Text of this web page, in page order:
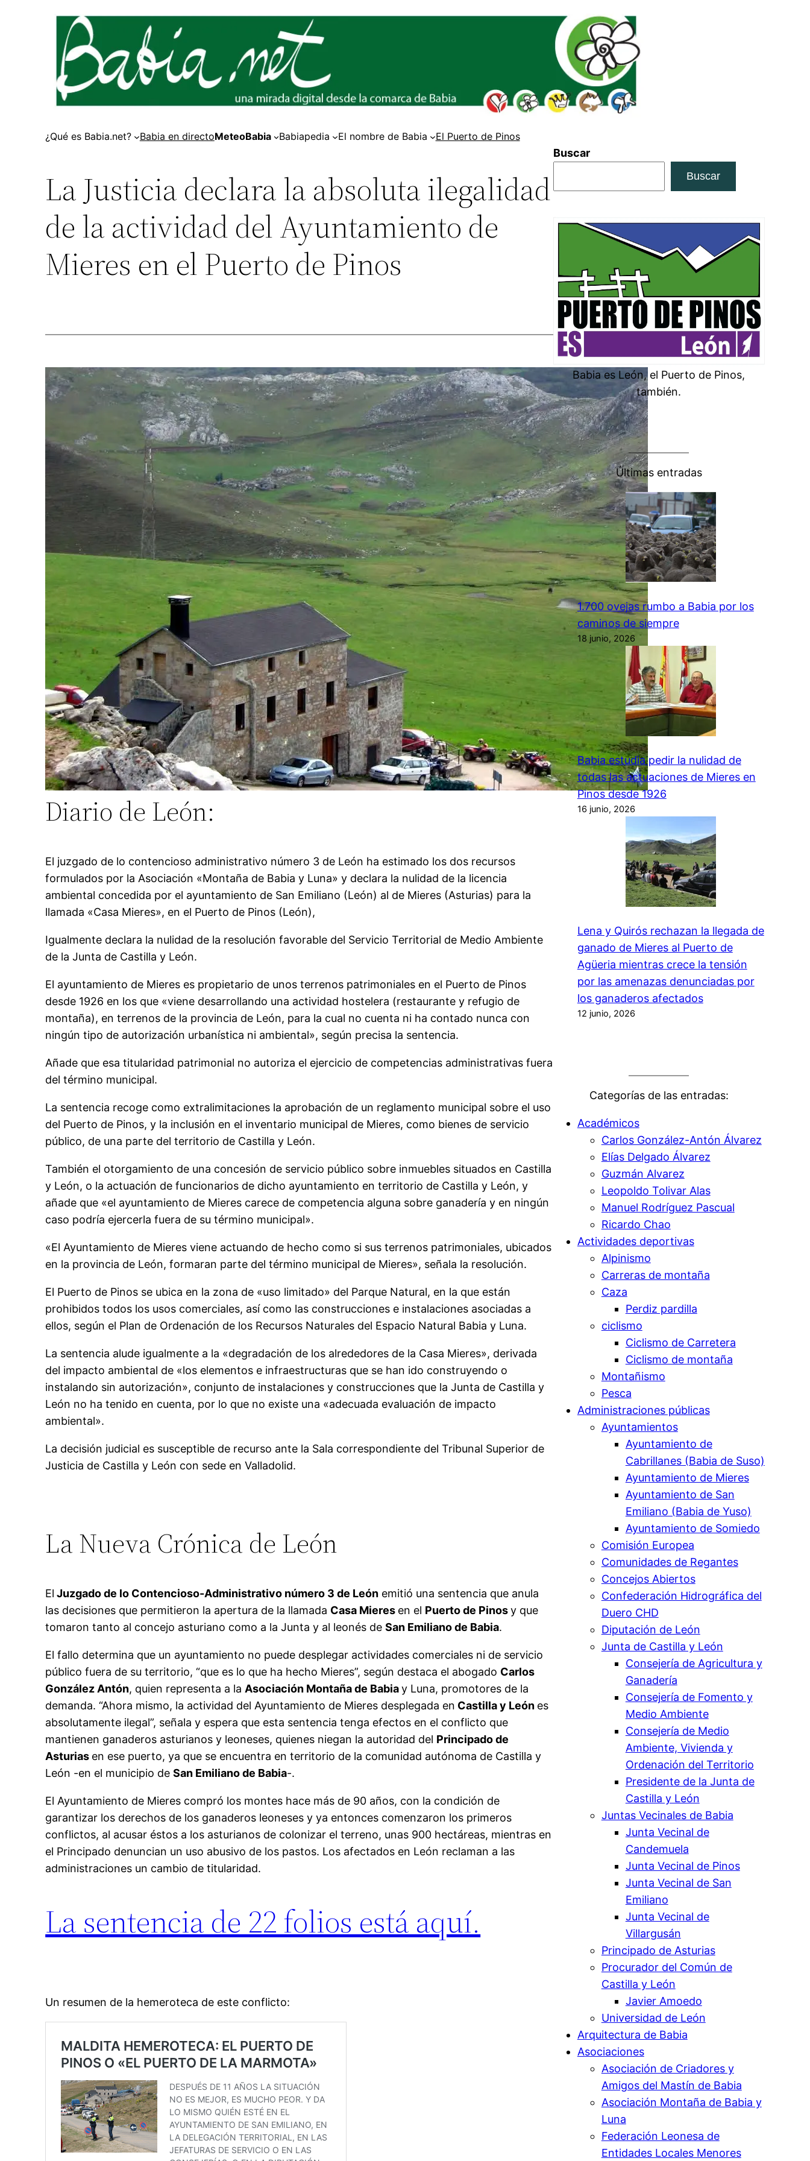
¿Qué es Babia.net? Babia en directoMeteoBabia Babiapedia El nombre de Babia El Puerto de Pinos
La Justicia declara la absoluta ilegalidad
de la actividad del Ayuntamiento de
Mieres en el Puerto de Pinos
Diario de León:
El juzgado de lo contencioso administrativo número 3 de León ha estimado los dos recursos
formulados por la Asociación «Montaña de Babia y Luna» y declara la nulidad de la licencia
ambiental concedida por el ayuntamiento de San Emiliano (León) al de Mieres (Asturias) para la
llamada «Casa Mieres», en el Puerto de Pinos (León),
Igualmente declara la nulidad de la resolución favorable del Servicio Territorial de Medio Ambiente
de la Junta de Castilla y León.
El ayuntamiento de Mieres es propietario de unos terrenos patrimoniales en el Puerto de Pinos
desde 1926 en los que «viene desarrollando una actividad hostelera (restaurante y refugio de
montaña), en terrenos de la provincia de León, para la cual no cuenta ni ha contado nunca con
ningún tipo de autorización urbanística ni ambiental», según precisa la sentencia.
Añade que esa titularidad patrimonial no autoriza el ejercicio de competencias administrativas fuera
del término municipal.
La sentencia recoge como extralimitaciones la aprobación de un reglamento municipal sobre el uso
del Puerto de Pinos, y la inclusión en el inventario municipal de Mieres, como bienes de servicio
público, de una parte del territorio de Castilla y León.
También el otorgamiento de una concesión de servicio público sobre inmuebles situados en Castilla
y León, o la actuación de funcionarios de dicho ayuntamiento en territorio de Castilla y León, y
añade que «el ayuntamiento de Mieres carece de competencia alguna sobre ganadería y en ningún
caso podría ejercerla fuera de su término municipal».
«El Ayuntamiento de Mieres viene actuando de hecho como si sus terrenos patrimoniales, ubicados
en la provincia de León, formaran parte del término municipal de Mieres», señala la resolución.
El Puerto de Pinos se ubica en la zona de «uso limitado» del Parque Natural, en la que están
prohibidos todos los usos comerciales, así como las construcciones e instalaciones asociadas a
ellos, según el Plan de Ordenación de los Recursos Naturales del Espacio Natural Babia y Luna.
La sentencia alude igualmente a la «degradación de los alrededores de la Casa Mieres», derivada
del impacto ambiental de «los elementos e infraestructuras que se han ido construyendo o
instalando sin autorización», conjunto de instalaciones y construcciones que la Junta de Castilla y
León no ha tenido en cuenta, por lo que no existe una «adecuada evaluación de impacto
ambiental».
La decisión judicial es susceptible de recurso ante la Sala correspondiente del Tribunal Superior de
Justicia de Castilla y León con sede en Valladolid.
La Nueva Crónica de León
El Juzgado de lo Contencioso-Administrativo número 3 de León emitió una sentencia que anula
las decisiones que permitieron la apertura de la llamada Casa Mieres en el Puerto de Pinosy que
tomaron tanto al concejo asturiano como a la Junta y al leonés deSan Emiliano de Babia.
El fallo determina que un ayuntamiento no puede desplegar actividades comerciales ni de servicio
público fuera de su territorio, “que es lo que ha hecho Mieres”, según destaca el abogado Carlos
González Antón, quien representa a la Asociación Montaña de Babiay Luna, promotores de la
demanda. “Ahora mismo, la actividad del Ayuntamiento de Mieres desplegada en Castilla y León es
absolutamente ilegal”, señala y espera que esta sentencia tenga efectos en el conflicto que
mantienen ganaderos asturianos y leoneses, quienes niegan la autoridad del Principado de
Asturias en ese puerto, ya que se encuentra en territorio de la comunidad autónoma de Castilla y
León -en el municipio deSan Emiliano de Babia-.
El Ayuntamiento de Mieres compró los montes hace más de 90 años, con la condición de
garantizar los derechos de los ganaderos leoneses y ya entonces comenzaron los primeros
conflictos, al acusar éstos a los asturianos de colonizar el terreno, unas 900 hectáreas, mientras en
el Principado denuncian un uso abusivo de los pastos. Los afectados en León reclaman a las
administraciones un cambio de titularidad.
La sentencia de 22 folios está aquí.
Un resumen de la hemeroteca de este conflicto:
Buscar
Buscar
Babia es León, el Puerto de Pinos,
también.
Últimas entradas
1.700 ovejas rumbo a Babia por los
caminos de siempre
18 junio, 2026
Babia estudia pedir la nulidad de
todas las actuaciones de Mieres en
Pinos desde 1926
16 junio, 2026
Lena y Quirós rechazan la llegada de
ganado de Mieres al Puerto de
Agüeria mientras crece la tensión
por las amenazas denunciadas por
los ganaderos afectados
12 junio, 2026
Categorías de las entradas:
Académicos
Carlos González-Antón Álvarez
Elías Delgado Álvarez
Guzmán Alvarez
Leopoldo Tolivar Alas
Manuel Rodríguez Pascual
Ricardo Chao
Actividades deportivas
Alpinismo
Carreras de montaña
Caza
Perdiz pardilla
ciclismo
Ciclismo de Carretera
Ciclismo de montaña
Montañismo
Pesca
Administraciones públicas
Ayuntamientos
Ayuntamiento de
Cabrillanes (Babia de Suso)
Ayuntamiento de Mieres
Ayuntamiento de San
Emiliano (Babia de Yuso)
Ayuntamiento de Somiedo
Comisión Europea
Comunidades de Regantes
Concejos Abiertos
Confederación Hidrográfica del
Duero CHD
Diputación de León
Junta de Castilla y León
Consejería de Agricultura y
Ganadería
Consejería de Fomento y
Medio Ambiente
Consejería de Medio
Ambiente, Vivienda y
Ordenación del Territorio
Presidente de la Junta de
Castilla y León
Juntas Vecinales de Babia
Junta Vecinal de
Candemuela
Junta Vecinal de Pinos
Junta Vecinal de San
Emiliano
Junta Vecinal de
Villargusán
Principado de Asturias
Procurador del Común de
Castilla y León
Javier Amoedo
Universidad de León
Arquitectura de Babia
Asociaciones
Asociación de Criadores y
Amigos del Mastín de Babia
Asociación Montaña de Babia y
Luna
Federación Leonesa de
Entidades Locales Menores